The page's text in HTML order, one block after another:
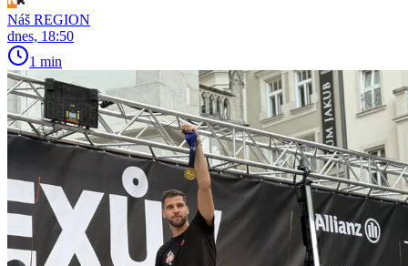
Náš REGION
dnes, 18:50
1 min